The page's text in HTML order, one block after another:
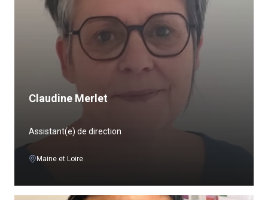
Claudine Merlet
Assistant(e) de direction
Maine et Loire